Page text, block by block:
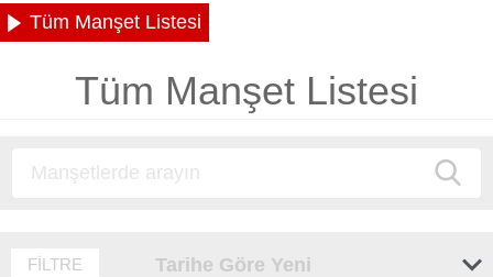
Tüm Manşet Listesi
Tüm Manşet Listesi
FİLTRE Tarihe Göre Yeni